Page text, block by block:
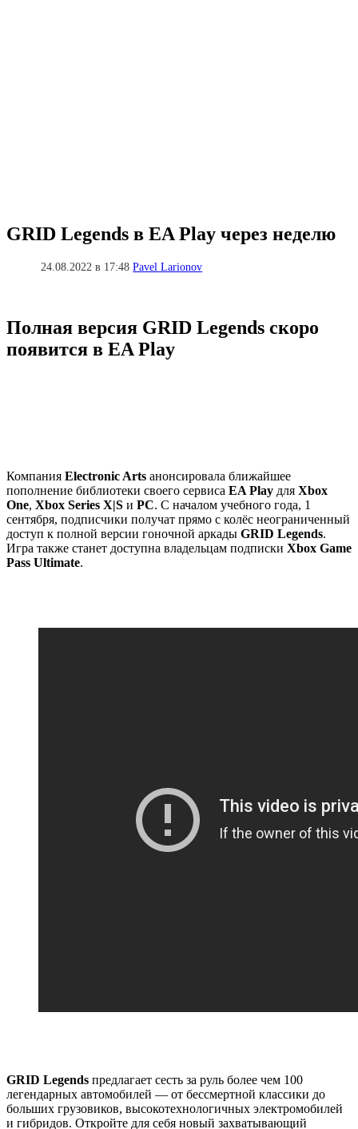
GRID Legends в EA Play через неделю
24.08.2022 в 17:48Pavel Larionov
Полная версия GRID Legends скоро
появится в EA Play
Компания Electronic Arts анонсировала ближайшее
пополнение библиотеки своего сервиса EA Play для Xbox
One, Xbox Series X|S и PC. С началом учебного года, 1
сентября, подписчики получат прямо с колёс неограниченный
доступ к полной версии гоночной аркады GRID Legends.
Игра также станет доступна владельцам подписки Xbox Game
Pass Ultimate.
GRID Legends предлагает сесть за руль более чем 100
легендарных автомобилей — от бессмертной классики до
больших грузовиков, высокотехнологичных электромобилей
и гибридов. Откройте для себя новый захватывающий